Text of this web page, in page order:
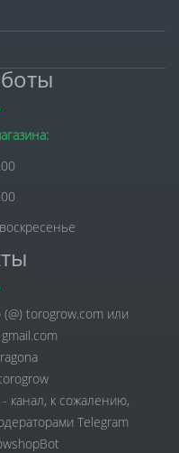
torogrow.com или
к сожалению,
Telegram